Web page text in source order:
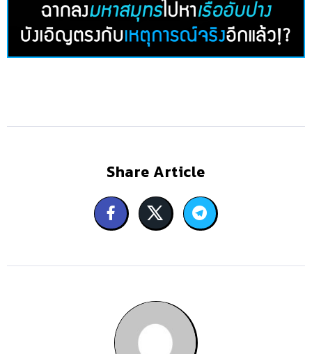
Share Article